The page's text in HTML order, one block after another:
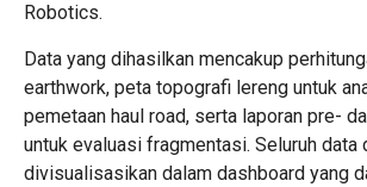
Robotics.
Data yang dihasilkan mencakup
earthwork, peta topografi lereng untuk
pemetaan haul road, serta laporan pre-
untuk evaluasi fragmentasi. Seluruh data
divisualisasikan dalam dashboard yang